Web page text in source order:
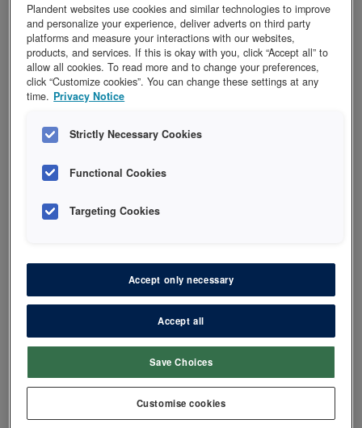
Her er fem gode råd til effektiv
fresing av ulike materialer
Optimal hastighet:For sikre en jevn og
bruk en hastighet på 160.000 rpm
oppgiringsvinkelstykke i stedet for turbin.
Røde vinkelstykker har bedre torque (kraft) –
det sikrer at boret er mest mulig effektivt.
Hold boret i en 45 graders
vinkel i forhold til overflaten, da utnyttes
skjærerflaten optimalt og er mest mulig
effektiv.
Rikelig med vannspray:Sørg for å bruke
Plandent websites use cookies and similar technologies to improve
and personalize your experience, deliver adverts on third party
platforms and measure your interactions with our websites,
products, and services. If this is okay with you, click “Accept all” to
allow all cookies. To read more and to change your preferences,
click “Customize cookies”. You can change these settings at any
time. Privacy Notice
Strictly Necessary Cookies
Functional Cookies
Targeting Cookies
Accept only necessary
Accept all
Save Choices
Customise cookies